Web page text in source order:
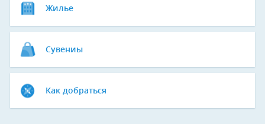
Жилье
Сувениы
Как добраться